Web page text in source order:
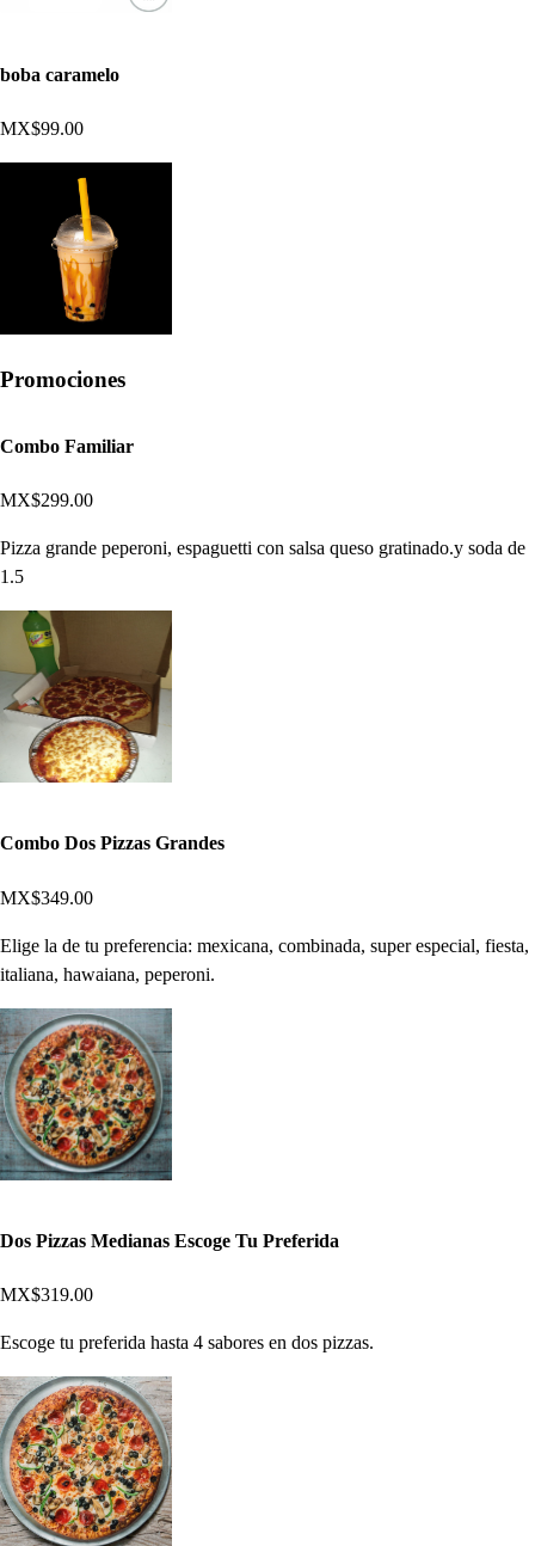
boba caramelo
MX$99.00
Promociones
Combo Familiar
MX$299.00
Pizza grande peperoni, espaguetti con salsa queso gratinado.y soda de
1.5
Combo Dos Pizzas Grandes
MX$349.00
Elige la de tu preferencia: mexicana, combinada, super especial, fiesta,
italiana, hawaiana, peperoni.
Dos Pizzas Medianas Escoge Tu Preferida
MX$319.00
Escoge tu preferida hasta 4 sabores en dos pizzas.